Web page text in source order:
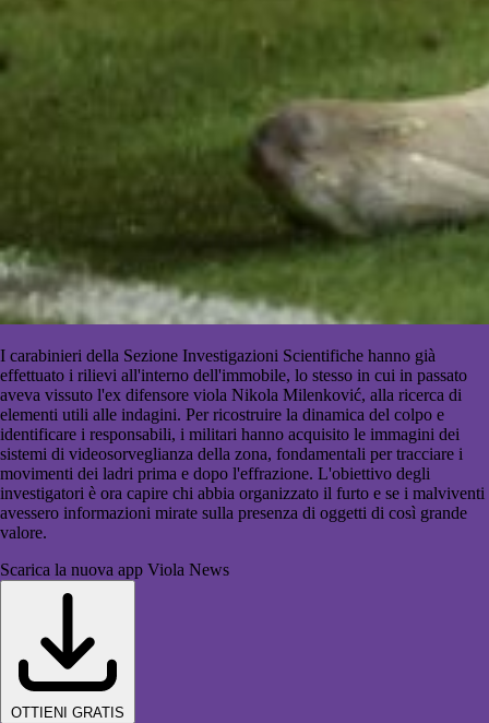
I carabinieri della Sezione Investigazioni Scientifiche hanno già
effettuato i rilievi all'interno dell'immobile, lo stesso in cui in passato
aveva vissuto l'ex difensore viola Nikola Milenković, alla ricerca di
elementi utili alle indagini. Per ricostruire la dinamica del colpo e
identificare i responsabili, i militari hanno acquisito le immagini dei
sistemi di videosorveglianza della zona, fondamentali per tracciare i
movimenti dei ladri prima e dopo l'effrazione. L'obiettivo degli
investigatori è ora capire chi abbia organizzato il furto e se i malviventi
avessero informazioni mirate sulla presenza di oggetti di così grande
valore.
Scarica la nuova app Viola News
OTTIENI GRATIS